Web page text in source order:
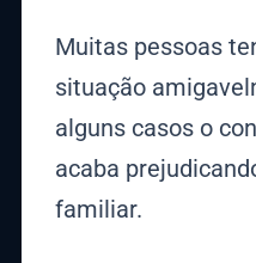
Muitas pessoas
situação
alguns casos o
acaba
familiar.